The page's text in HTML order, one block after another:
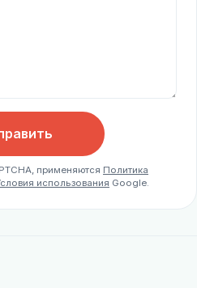
применяются Политика
использования Google.